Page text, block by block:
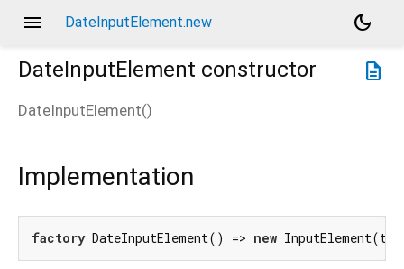
menu DateInputElement.new
dark_mode
description
DateInputElement constructor
DateInputElement()
Implementation
factory DateInputElement() => new